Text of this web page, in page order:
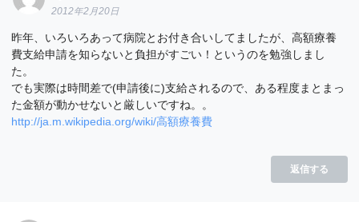
2012年2月20日
昨年、いろいろあって病院とお付き合いしてましたが、高額療養
費支給申請を知らないと負担がすごい！というのを勉強しまし
た。
でも実際は時間差で(申請後に)支給されるので、ある程度まとまっ
た金額が動かせないと厳しいですね。。
http://ja.m.wikipedia.org/wiki/高額療養費
返信する